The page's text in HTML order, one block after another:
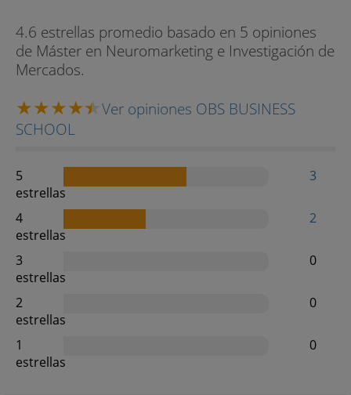
4.6 estrellas promedio basado en 5 opiniones
de Máster en Neuromarketing e Investigación de
Mercados.
Ver opiniones OBS BUSINESS
SCHOOL
5
estrellas
3
4
estrellas
2
3
estrellas
0
2
estrellas
0
1
estrellas
0